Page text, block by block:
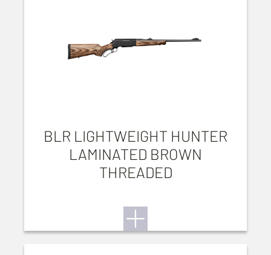
BLR LIGHTWEIGHT HUNTER
LAMINATED BROWN
THREADED